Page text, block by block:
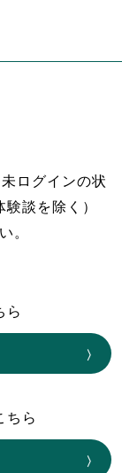
ログインの状
談を除く）
。
ら
ちら